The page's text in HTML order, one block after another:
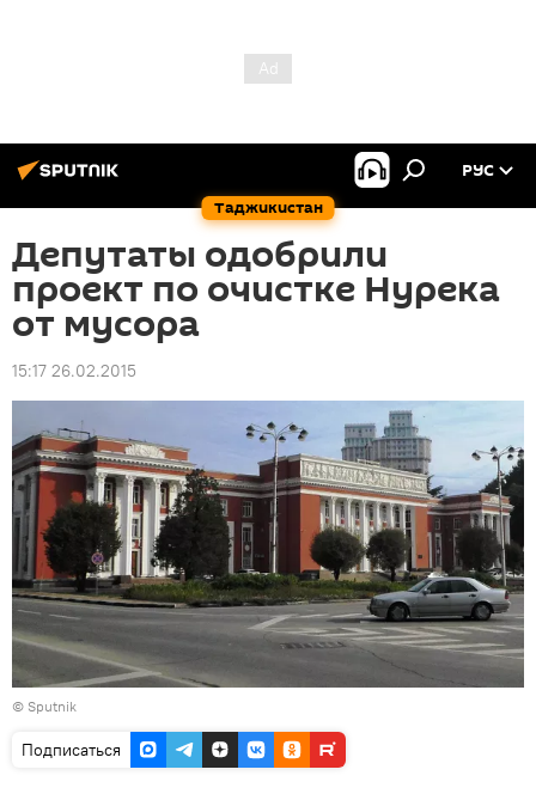
Таджикистан
РУС
Депутаты одобрили
проект по очистке Нурека
от мусора
15:17 26.02.2015
© Sputnik
Подписаться